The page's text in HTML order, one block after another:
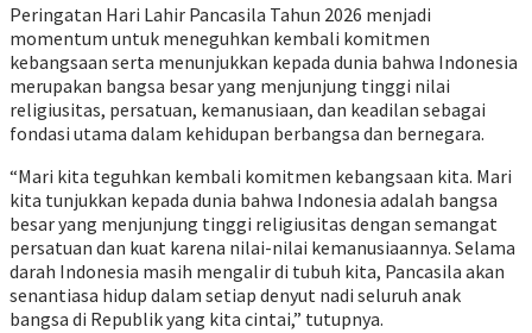
Peringatan Hari Lahir Pancasila Tahun 2026 menjadi
momentum untuk meneguhkan kembali komitmen
kebangsaan serta menunjukkan kepada dunia bahwa Indonesia
merupakan bangsa besar yang menjunjung tinggi nilai
religiusitas, persatuan, kemanusiaan, dan keadilan sebagai
fondasi utama dalam kehidupan berbangsa dan bernegara.
“Mari kita teguhkan kembali komitmen kebangsaan kita. Mari
kita tunjukkan kepada dunia bahwa Indonesia adalah bangsa
besar yang menjunjung tinggi religiusitas dengan semangat
persatuan dan kuat karena nilai-nilai kemanusiaannya. Selama
darah Indonesia masih mengalir di tubuh kita, Pancasila akan
senantiasa hidup dalam setiap denyut nadi seluruh anak
bangsa di Republik yang kita cintai,” tutupnya.